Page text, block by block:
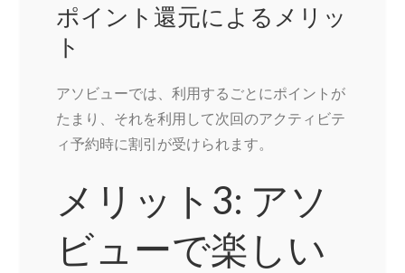
ポイント還元によるメリッ
ト
アソビューでは、利用するごとにポイントが
たまり、それを利用して次回のアクティビテ
ィ予約時に割引が受けられます。
メリット3: アソ
ビューで楽しい